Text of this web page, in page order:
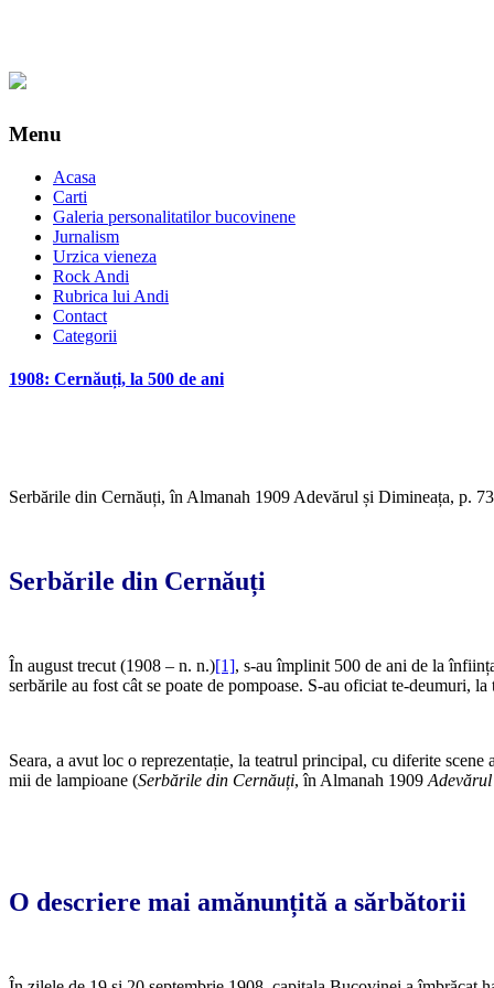
Menu
Acasa
Carti
Galeria personalitatilor bucovinene
Jurnalism
Urzica vieneza
Rock Andi
Rubrica lui Andi
Contact
Categorii
1908: Cernăuți, la 500 de ani
Serbările din Cernăuți, în Almanah 1909 Adevărul și Dimineața, p. 73
Serbările din Cernăuți
În august trecut (1908 – n. n.)[1], s-au împlinit 500 de ani de la
serbările au fost cât se poate de pompoase. S-au oficiat te-deumuri,
Seara, a avut loc o reprezentație, la teatrul principal, cu diferite
mii de lampioane (Serbările din Cernăuți, în Almanah 1909 Adevărul
O descriere mai amănunțită a sărbătorii